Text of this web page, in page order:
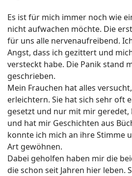
Es ist für mich immer noch wie
nicht aufwachen möchte. Die
für uns alle nervenaufreibend.
Angst, dass ich gezittert und
versteckt habe. Die Panik stand
geschrieben.
Mein Frauchen hat alles
erleichtern. Sie hat sich sehr oft
gesetzt und nur mit mir
und hat mir Geschichten aus
konnte ich mich an ihre Stimme
Art gewöhnen.
Dabei geholfen haben mir die
die schon seit Jahren hier leben.